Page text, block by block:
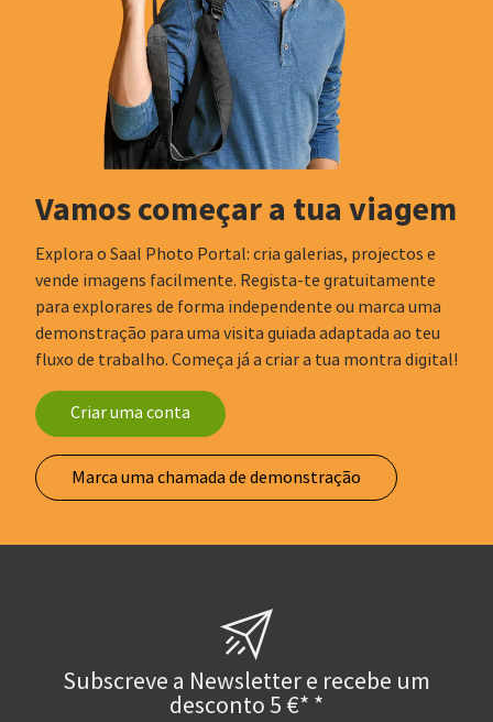
Vamos começar a tua viagem
Explora o Saal Photo Portal: cria galerias, projectos e
vende imagens facilmente. Regista-te gratuitamente
para explorares de forma independente ou marca uma
demonstração para uma visita guiada adaptada ao teu
fluxo de trabalho. Começa já a criar a tua montra digital!
Criar uma conta
Marca uma chamada de demonstração
Subscreve a Newsletter e recebe um
desconto 5 €* *